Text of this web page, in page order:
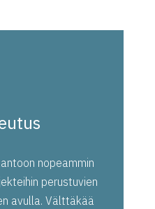
nopeammin
perustuvien
avulla. Välttäkää